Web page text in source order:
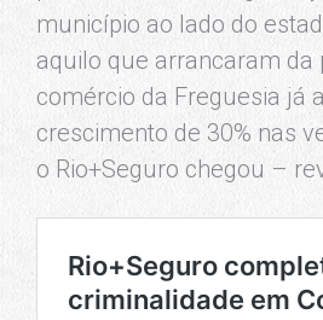
município ao lado do
aquilo que arrancaram da
comércio da Freguesia já
crescimento de 30% nas
o Rio+Seguro chegou –